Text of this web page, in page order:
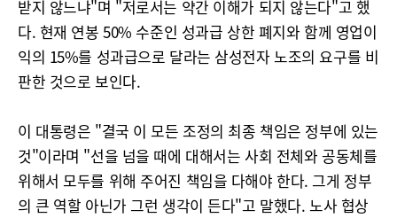
받지 않느냐"며 "저로서는 약간 이해가 되지 않는다"고 했
다. 현재 연봉 50% 수준인 성과급 상한 폐지와 함께 영업이
익의 15%를 성과급으로 달라는 삼성전자 노조의 요구를 비
판한 것으로 보인다.
이 대통령은 "결국 이 모든 조정의 최종 책임은 정부에 있는
것"이라며 "선을 넘을 때에 대해서는 사회 전체와 공동체를
위해서 모두를 위해 주어진 책임을 다해야 한다. 그게 정부
의 큰 역할 아닌가 그런 생각이 든다"고 말했다. 노사 협상